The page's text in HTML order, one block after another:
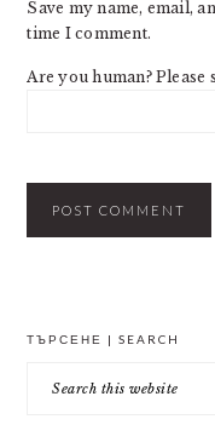
Save my name, email,
time I comment.
Are you human? Please
ТЪРСЕНЕ | SEARCH
this